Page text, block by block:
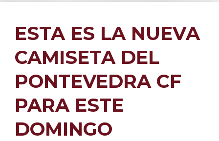
ESTA ES LA NUEVA
CAMISETA DEL
PONTEVEDRA CF
PARA ESTE
DOMINGO